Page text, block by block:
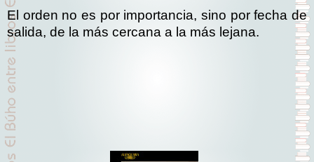
El orden no es por importancia, sino por fecha de
salida, de la más cercana a la más lejana.